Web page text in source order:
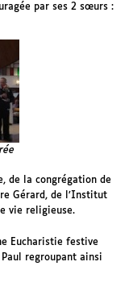
par ses 2 sœurs :
de la congrégation de
Gérard, de l’Institut
vie religieuse.
Eucharistie festive
Paul regroupant ainsi